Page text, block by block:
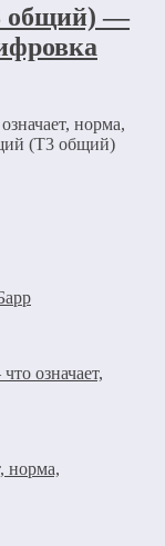
общий) —
норма,
(Т3 общий)
означает,
норма,